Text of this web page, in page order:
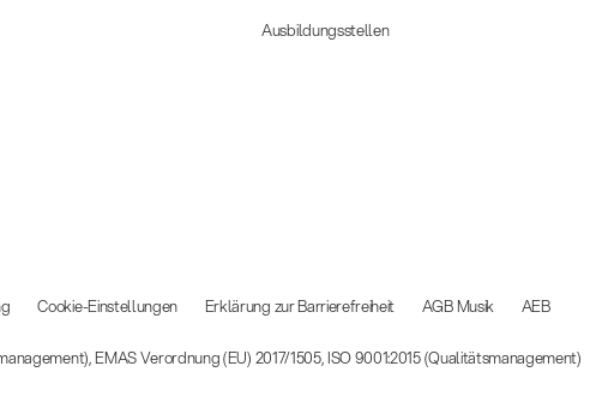
Ausbildungsstellen
Cookie-Einstellungen Erklärung zur Barrierefreiheit AGB Musik AEB
EMAS Verordnung (EU) 2017/1505, ISO 9001:2015 (Qualitätsmanagement)